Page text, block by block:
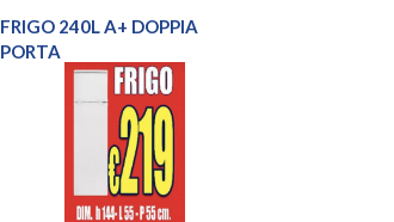
FRIGO 240L A+ DOPPIA
PORTA